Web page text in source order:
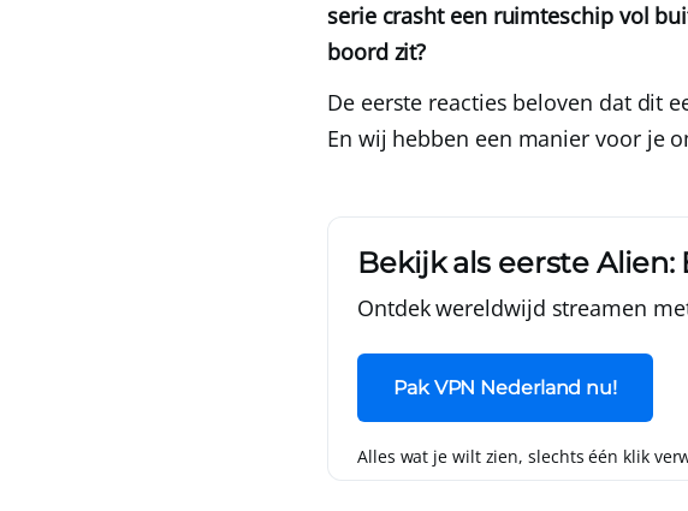
serie crasht een ruimteschip vol
boord zit?
De eerste reacties beloven dat dit
En wij hebben een manier voor je
Bekijk als eerste Alien:
Ontdek wereldwijd streamen
Pak VPN Nederland nu!
Alles wat je wilt zien, slechts één klik